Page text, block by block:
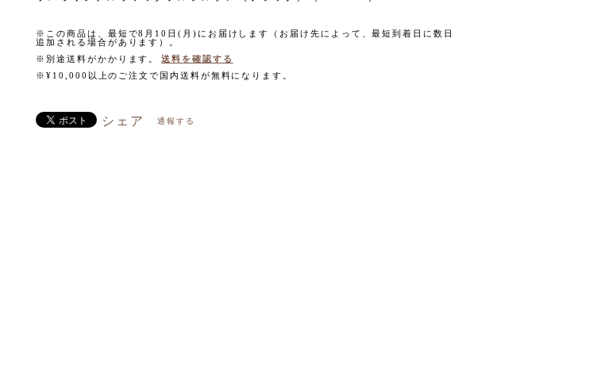
※この商品は、最短で8月10日(月)にお届けします（お届け先によって、最短到着日に数日
追加される場合があります）。
※別途送料がかかります。
送料を確認する
※¥10,000以上のご注文で国内送料が無料になります。
シェア 通報する